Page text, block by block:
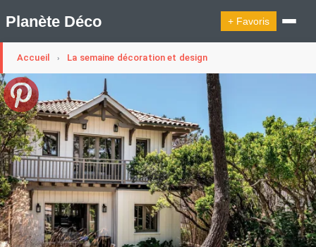
Planète Déco + Favoris
🛍︎ Shop Planète Déco
Appartement Design Cabanes
Decoration Noël
Design Suédois En Quelques Photos
Idées Déco En 10 Photos
La Semaine Décoration Et Design
Maison En Ville
Méli-Mélo Suédois
Publi Reportage
Tendance
Interieurs Scandinaves
La Décoration Selon Votre Signe Astrologique
Accueil › La semaine décoration et design